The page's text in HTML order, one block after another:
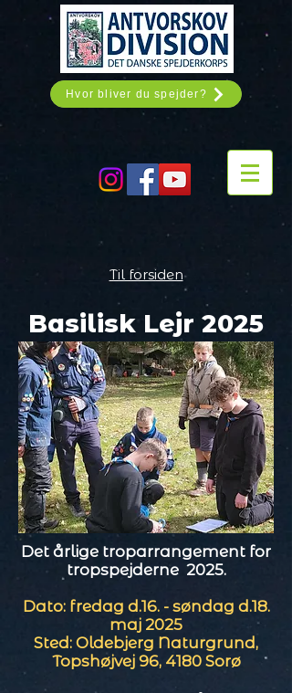
Hvor bliver du spejder?
Til forsiden
Basilisk Lejr 2025
Det årlige troparrangement for
tropspejderne 2025.
Dato: fredag d.16. - søndag d.18.
maj 2025
Sted: Oldebjerg Naturgrund,
Topshøjvej 96, 4180 Sorø